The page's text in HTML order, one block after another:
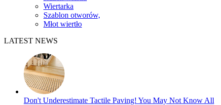
Wiertarka
Szablon otworów,
Młot wiertło
LATEST NEWS
Don't Underestimate Tactile Paving! You May Not Know All